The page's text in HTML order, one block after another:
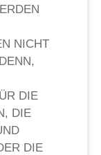
NICHT
DIE
DIE
DIE